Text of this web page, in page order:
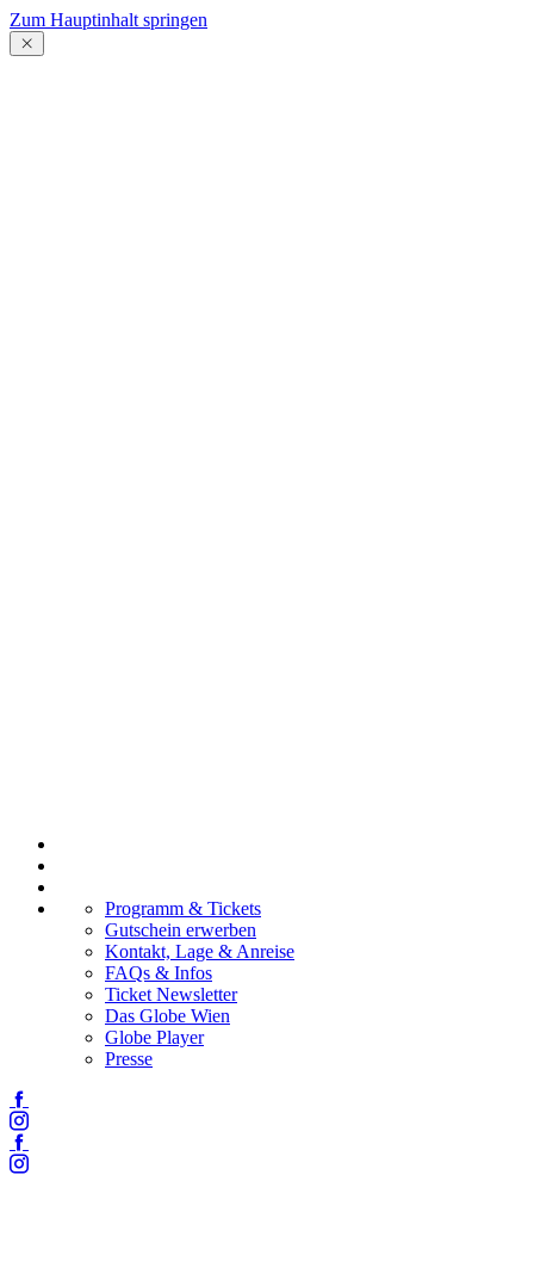
Zum Hauptinhalt springen
Menü
schließen
Programm & Tickets
Gutschein erwerben
Kontakt, Lage & Anreise
FAQs & Infos
Ticket Newsletter
Das Globe Wien
Globe Player
Presse
Facebook
Instagram
Facebook
Instagram